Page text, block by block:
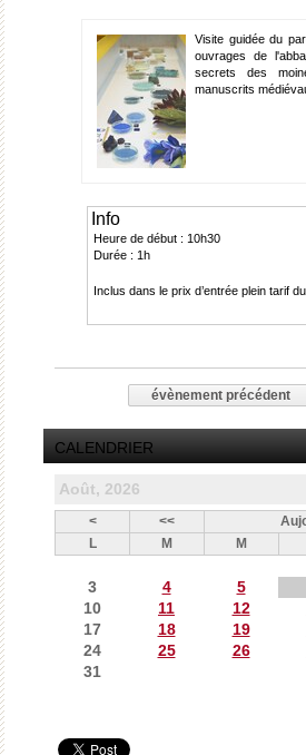
Visite guidée du
ouvrages de
secrets des
manuscrits
Info
Heure de début : 10h30
Durée : 1h
Inclus dans le prix d’entrée plein tarif
évènement précédent
CALENDRIER
Août, 2026
< <<
L
M M
3
4 5
10
11 12
17
18 19
24
25 26
31